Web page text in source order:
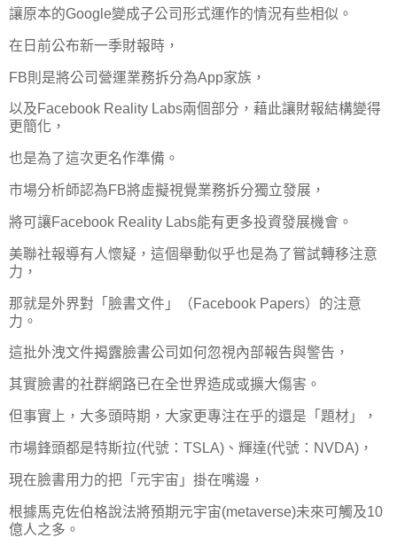
讓原本的Google變成子公司形式運作的情況有些相似。
在日前公布新一季財報時，
FB則是將公司營運業務拆分為App家族，
以及Facebook Reality Labs兩個部分，藉此讓財報結構變得
更簡化，
也是為了這次更名作準備。
市場分析師認為FB將虛擬視覺業務拆分獨立發展，
將可讓Facebook Reality Labs能有更多投資發展機會。
美聯社報導有人懷疑，這個舉動似乎也是為了嘗試轉移注意
力，
那就是外界對「臉書文件」（Facebook Papers）的注意
力。
這批外洩文件揭露臉書公司如何忽視內部報告與警告，
其實臉書的社群網路已在全世界造成或擴大傷害。
但事實上，大多頭時期，大家更專注在乎的還是「題材」，
市場鋒頭都是特斯拉(代號：TSLA)、輝達(代號：NVDA)，
現在臉書用力的把「元宇宙」掛在嘴邊，
根據馬克佐伯格說法將預期元宇宙(metaverse)未來可觸及10
億人之多。